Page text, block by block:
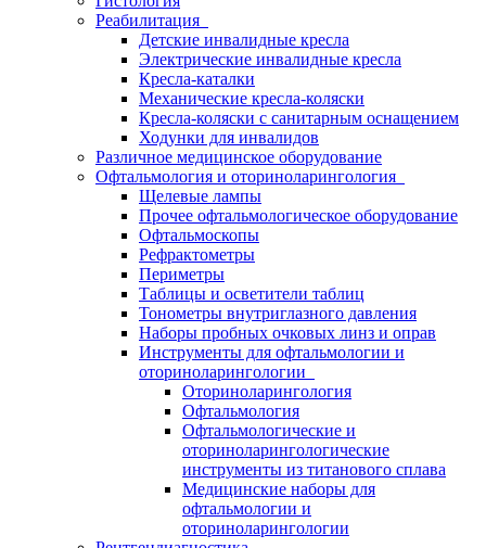
Реабилитация
Детские инвалидные кресла
Электрические инвалидные кресла
Кресла-каталки
Механические кресла-коляски
Кресла-коляски с санитарным оснащением
Ходунки для инвалидов
Различное медицинское оборудование
Офтальмология и оториноларингология
Щелевые лампы
Прочее офтальмологическое оборудование
Офтальмоскопы
Рефрактометры
Периметры
Таблицы и осветители таблиц
Тонометры внутриглазного давления
Наборы пробных очковых линз и оправ
Инструменты для офтальмологии и
оториноларингологии
Оториноларингология
Офтальмология
Офтальмологические и
оториноларингологические
инструменты из титанового сплава
Медицинские наборы для
офтальмологии и
оториноларингологии